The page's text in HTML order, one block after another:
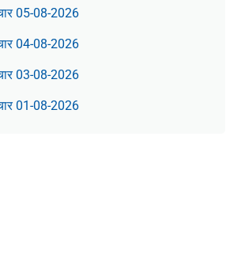
05-08-2026
04-08-2026
03-08-2026
01-08-2026